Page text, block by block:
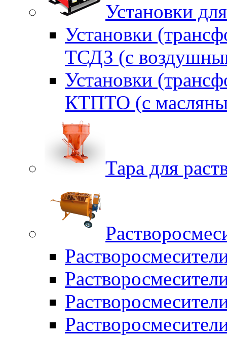
Установки
Установки
ТСДЗ (c
Установки
КТПТО (c
Тара для